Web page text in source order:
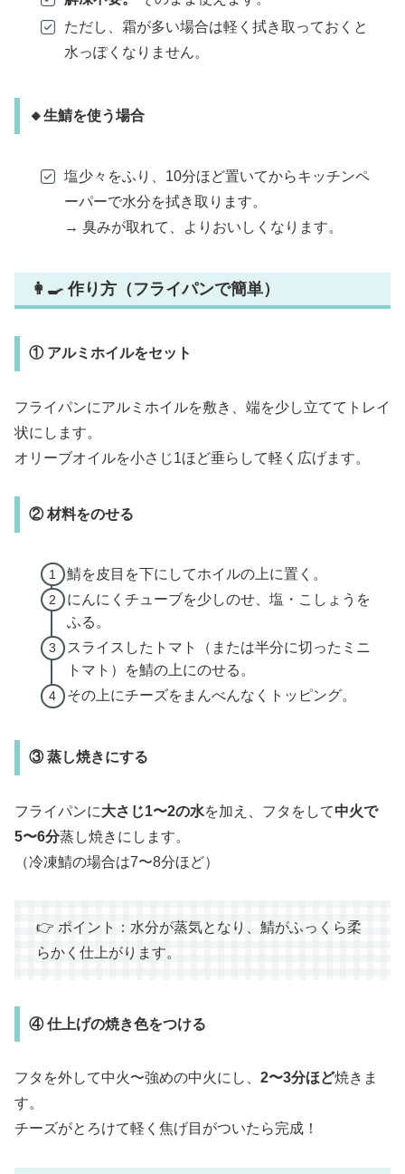
ただし、霜が多い場合は軽く拭き取っておくと
水っぽくなりません。
🔸生鯖を使う場合
塩少々をふり、10分ほど置いてからキッチンペ
ーパーで水分を拭き取ります。
→ 臭みが取れて、よりおいしくなります。
👩‍🍳 作り方（フライパンで簡単）
① アルミホイルをセット
フライパンにアルミホイルを敷き、端を少し立ててトレイ
状にします。
オリーブオイルを小さじ1ほど垂らして軽く広げます。
② 材料をのせる
鯖を皮目を下にしてホイルの上に置く。
にんにくチューブを少しのせ、塩・こしょうを
ふる。
スライスしたトマト（または半分に切ったミニ
トマト）を鯖の上にのせる。
その上にチーズをまんべんなくトッピング。
③ 蒸し焼きにする
フライパンに大さじ1〜2の水を加え、フタをして中火で
5〜6分蒸し焼きにします。
（冷凍鯖の場合は7〜8分ほど）
👉 ポイント：水分が蒸気となり、鯖がふっくら柔
らかく仕上がります。
④ 仕上げの焼き色をつける
フタを外して中火〜強めの中火にし、 2〜3分ほど焼きま
す。
チーズがとろけて軽く焦げ目がついたら完成！